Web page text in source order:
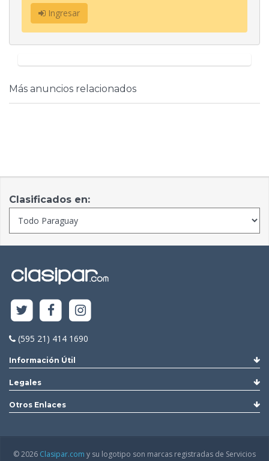
Ingresar
Más anuncios relacionados
Clasificados en:
(595 21) 414 1690
Información Útil
Legales
Otros Enlaces
© 2026 Clasipar.com y su logotipo son marcas registradas de Servicios